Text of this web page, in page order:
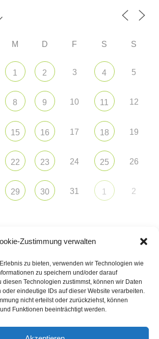
Zustimmung verwalten
zu bieten, verwenden wir Technologien wie
zu speichern und/oder darauf
diesen Technologien zustimmst, können wir Daten
oder eindeutige IDs auf dieser Website verarbeiten.
nicht erteilst oder zurückziehst, können
Funktionen beeinträchtigt werden.
M D F S S
1 2 3 4 5
8 9 10 11 12
15 16 17 18 19
22 23 24 25 26
29 30 31 1 2